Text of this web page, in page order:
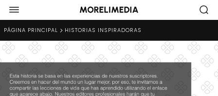
PÁGINA PRINCIPAL HISTORIAS INSPIRADORAS